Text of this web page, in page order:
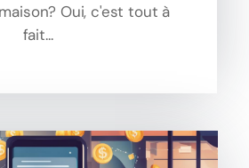
Oui, c'est tout à
fait...